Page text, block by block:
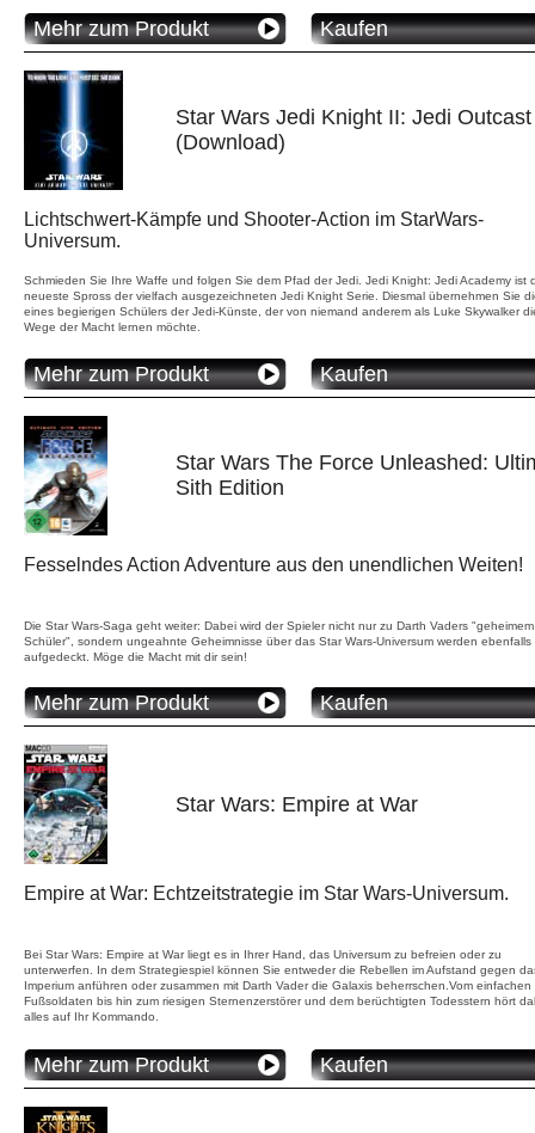
Mehr zum Produkt Kaufen
Star Wars Jedi Knight II: Jedi Outcast
(Download)
Lichtschwert-Kämpfe und Shooter-Action im StarWars-
Universum.
Schmieden Sie Ihre Waffe und folgen Sie dem Pfad der Jedi. Jedi Knight: Jedi Academy ist
neueste Spross der vielfach ausgezeichneten Jedi Knight Serie. Diesmal übernehmen Sie
eines begierigen Schülers der Jedi-Künste, der von niemand anderem als Luke Skywalker
Wege der Macht lernen möchte.
Mehr zum Produkt Kaufen
Star Wars The Force Unleashed:
Sith Edition
Fesselndes Action Adventure aus den unendlichen Weiten!
Die Star Wars-Saga geht weiter: Dabei wird der Spieler nicht nur zu Darth Vaders "geheimem
Schüler", sondern ungeahnte Geheimnisse über das Star Wars-Universum werden ebenfalls
aufgedeckt. Möge die Macht mit dir sein!
Mehr zum Produkt Kaufen
Star Wars: Empire at War
Empire at War: Echtzeitstrategie im Star Wars-Universum.
Bei Star Wars: Empire at War liegt es in Ihrer Hand, das Universum zu befreien oder zu
unterwerfen. In dem Strategiespiel können Sie entweder die Rebellen im Aufstand gegen
Imperium anführen oder zusammen mit Darth Vader die Galaxis beherrschen.Vom einfachen
Fußsoldaten bis hin zum riesigen Sternenzerstörer und dem berüchtigten Todesstern hört
alles auf Ihr Kommando.
Mehr zum Produkt Kaufen